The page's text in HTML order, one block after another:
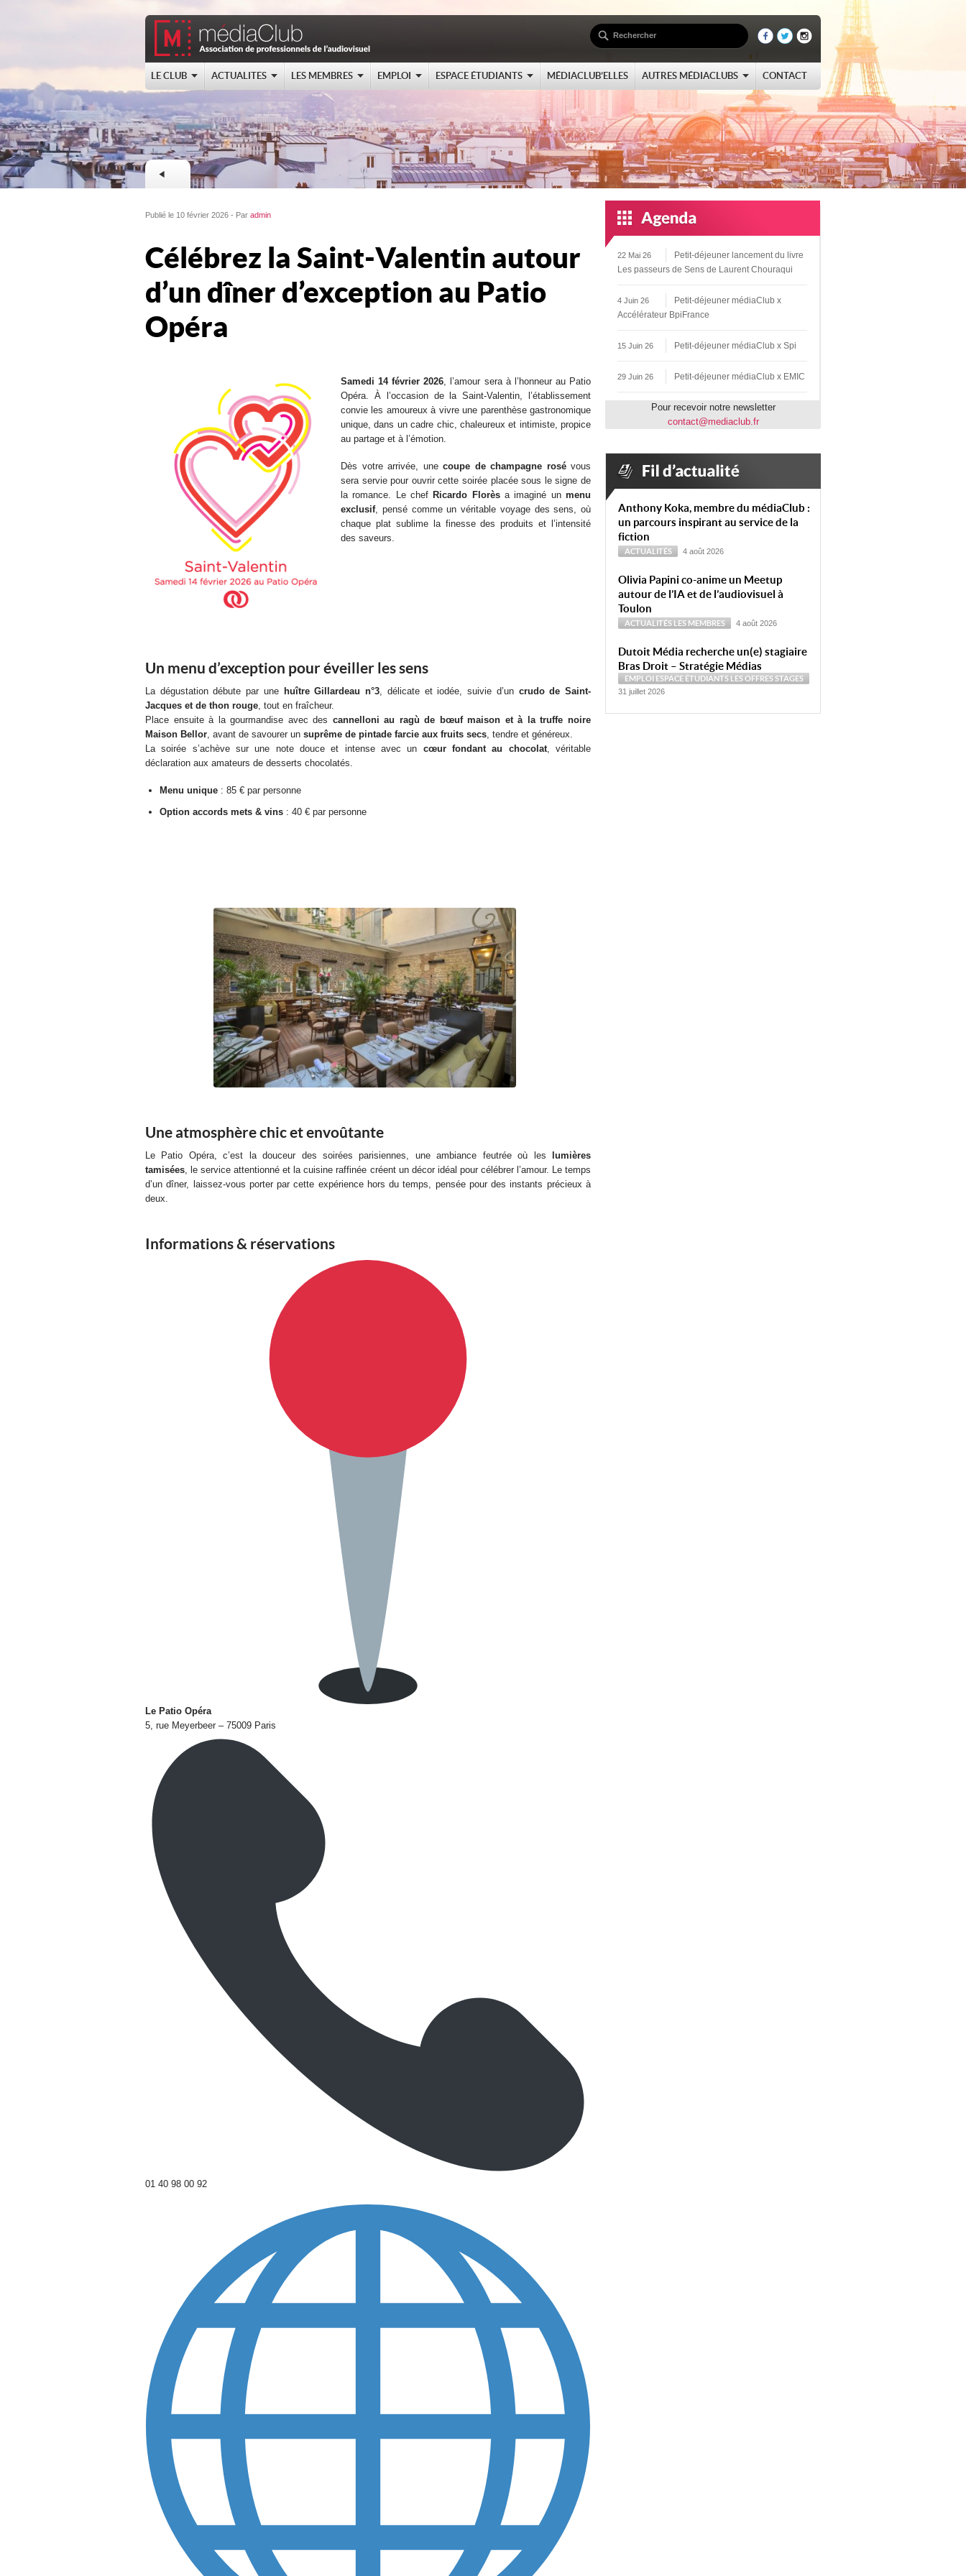
LE CLUB ACTUALITES LES MEMBRES EMPLOI ESPACE ÉTUDIANTS MÉDIACLUB’ELLES AUTRES MÉDIACLUBS CONTACT
Publié le 10 février 2026 - Par admin
Célébrez la Saint-Valentin autour
d’un dîner d’exception au Patio
Opéra
Samedi 14 février 2026, l’amour sera à l’honneur au Patio
Opéra. À l’occasion de la Saint-Valentin, l’établissement
convie les amoureux à vivre une parenthèse gastronomique
unique, dans un cadre chic, chaleureux et intimiste, propice
au partage et à l’émotion.
Dès votre arrivée, une coupe de champagne rosévous
sera servie pour ouvrir cette soirée placée sous le signe de
la romance. Le chef Ricardo Florèsa imaginé unmenu
exclusif, pensé comme un véritable voyage des sens, où
chaque plat sublime la finesse des produits et l’intensité
des saveurs.
Un menu d’exception pour éveiller les sens
La dégustation débute par une huître Gillardeau n°3, délicate et iodée, suivie d’un crudo de Saint-
Jacques et de thon rouge, tout en fraîcheur.
Place ensuite à la gourmandise avec des cannelloni au ragù de bœuf maison et à la truffe noire
Maison Bellor, avant de savourer un suprême de pintade farcie aux fruits secs, tendre et généreux.
La soirée s’achève sur une note douce et intense avec un cœur fondant au chocolat, véritable
déclaration aux amateurs de desserts chocolatés.
Menu unique : 85 € par personne
Option accords mets & vins : 40 € par personne
Une atmosphère chic et envoûtante
Le Patio Opéra, c’est la douceur des soirées parisiennes, une ambiance feutrée où les
lumières
tamisées, le service attentionné et la cuisine raffinée créent un décor idéal pour célébrer l’amour. Le temps
d’un dîner, laissez-vous porter par cette expérience hors du temps, pensée pour des instants précieux à
deux.
Informations & réservations
Le Patio Opéra
5, rue Meyerbeer – 75009 Paris
01 40 98 00 92
22 Mai 26
Petit-déjeuner lancement du livre
Les passeurs de Sens de Laurent Chouraqui
4 Juin 26
Petit-déjeuner médiaClub x
Accélérateur BpiFrance
15 Juin 26 Petit-déjeuner médiaClub x Spi
29 Juin 26 Petit-déjeuner médiaClub x EMIC
Pour recevoir notre newsletter
contact@mediaclub.fr
Anthony Koka, membre du médiaClub :
un parcours inspirant au service de la
fiction
ACTUALITÉS 4 août 2026
Olivia Papini co-anime un Meetup
autour de l’IA et de l’audiovisuel à
Toulon
ACTUALITÉS LES MEMBRES 4 août 2026
Dutoit Média recherche un(e) stagiaire
Bras Droit – Stratégie Médias
EMPLOI ESPACE ÉTUDIANTS LES OFFRESSTAGES
31 juillet 2026